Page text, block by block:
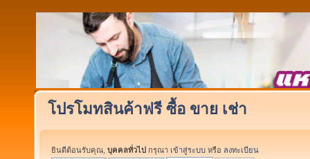
โปรโมทสินค้าฟรี ซื้อ ขาย เช่า
ยินดีต้อนรับคุณ, บุคคลทั่วไป กรุณา เข้าสู่ระบบ หรือ ลงทะเบียน